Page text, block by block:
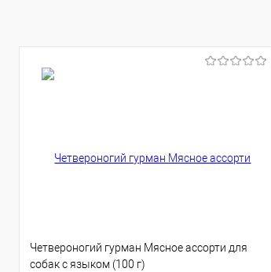
Четвероногий гурман Мясное ассорти для
собак с языком (100 г)